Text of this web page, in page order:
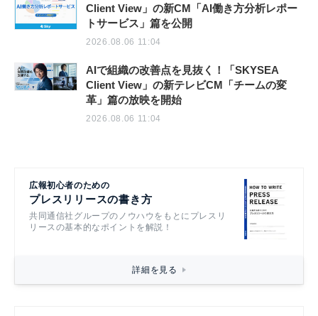
Client View」の新CM「AI働き方分析レポー
トサービス」篇を公開
2026.08.06 11:04
AIで組織の改善点を見抜く！「SKYSEA
Client View」の新テレビCM「チームの変
革」篇の放映を開始
2026.08.06 11:04
広報初心者のための
プレスリリースの書き方
共同通信社グループのノウハウをもとにプレスリ
リースの基本的なポイントを解説！
詳細を見る